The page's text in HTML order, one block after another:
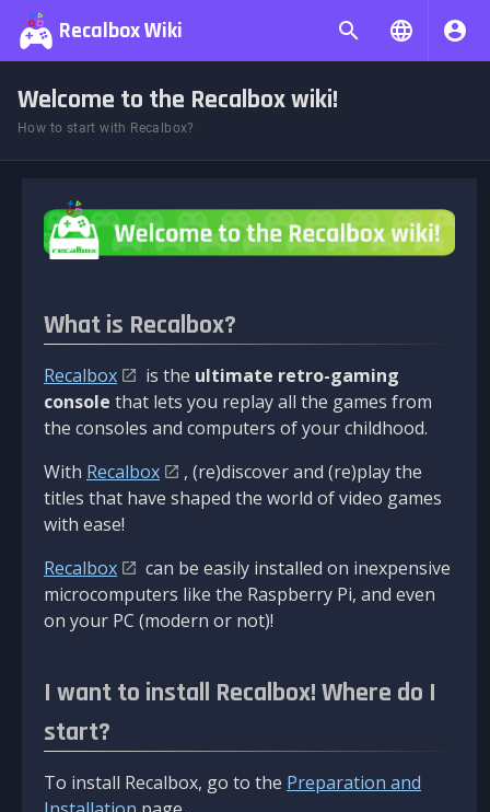
Recalbox Wiki
Welcome to the Recalbox wiki!
How to start with Recalbox?
What is Recalbox?
Recalbox is the ultimate retro-gaming
console that lets you replay all the games from
the consoles and computers of your childhood.
With Recalbox
, (re)discover and (re)play the
titles that have shaped the world of video games
with ease!
Recalbox
can be easily installed on inexpensive
microcomputers like the Raspberry Pi, and even
on your PC (modern or not)!
I want to install Recalbox! Where do I
start?
To install Recalbox, go to the Preparation and